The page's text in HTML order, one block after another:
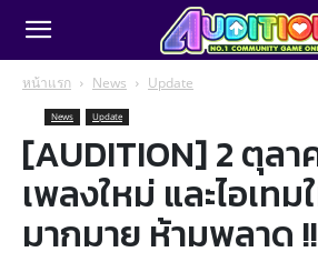
หน้าแรก News Update
News Update
[AUDITION] 2 ตุล
เพลงใหม่ และไอเท
มากมาย ห้ามพลาด